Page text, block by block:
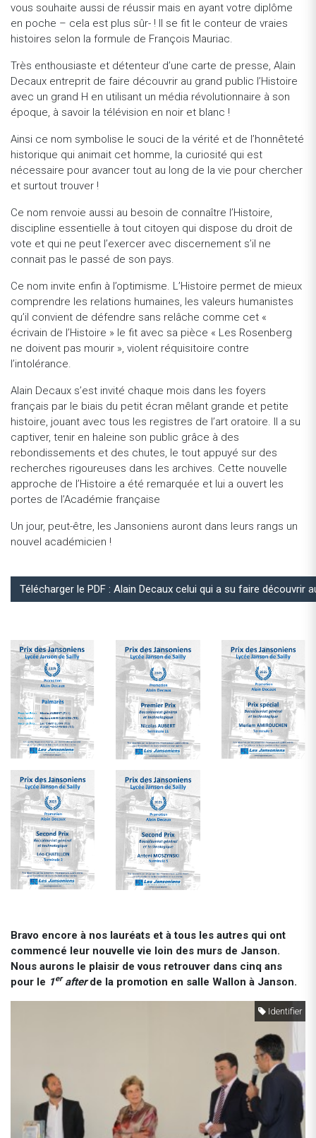
vous souhaite aussi de réussir mais en ayant votre diplôme
en poche – cela est plus sûr- ! Il se fit le conteur de vraies
histoires selon la formule de François Mauriac.
Très enthousiaste et détenteur d’une carte de presse, Alain
Decaux entreprit de faire découvrir au grand public l’Histoire
avec un grand H en utilisant un média révolutionnaire à son
époque, à savoir la télévision en noir et blanc !
Ainsi ce nom symbolise le souci de la vérité et de l’honnêteté
historique qui animait cet homme, la curiosité qui est
nécessaire pour avancer tout au long de la vie pour chercher
et surtout trouver !
Ce nom renvoie aussi au besoin de connaître l’Histoire,
discipline essentielle à tout citoyen qui dispose du droit de
vote et qui ne peut l’exercer avec discernement s’il ne
connait pas le passé de son pays.
Ce nom invite enfin à l’optimisme. L’Histoire permet de mieux
comprendre les relations humaines, les valeurs humanistes
qu’il convient de défendre sans relâche comme cet «
écrivain de l’Histoire » le fit avec sa pièce « Les Rosenberg
ne doivent pas mourir », violent réquisitoire contre
l’intolérance.
Alain Decaux s’est invité chaque mois dans les foyers
français par le biais du petit écran mêlant grande et petite
histoire, jouant avec tous les registres de l’art oratoire. Il a su
captiver, tenir en haleine son public grâce à des
rebondissements et des chutes, le tout appuyé sur des
recherches rigoureuses dans les archives. Cette nouvelle
approche de l’Histoire a été remarquée et lui a ouvert les
portes de l’Académie française
Un jour, peut-être, les Jansoniens auront dans leurs rangs un
nouvel académicien !
Télécharger le PDF : Alain Decaux celui qui a su faire découvrir
Bravo encore à nos lauréats et à tous les autres qui ont
commencé leur nouvelle vie loin des murs de Janson.
Nous aurons le plaisir de vous retrouver dans cinq ans
pour le 1erafterde la promotion en salle Wallon à Janson.
Identifier